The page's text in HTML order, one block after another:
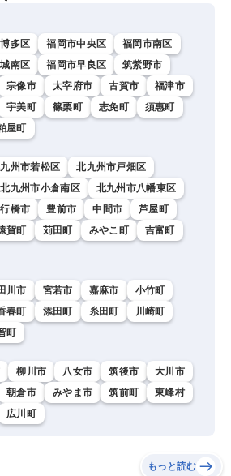
多区 福岡市中央区
福岡市南区
南区 福岡市早良区
筑紫野市
宗像市 太宰府市 古賀市
福津市
宇美町 篠栗町 志免町
須惠町
屋町
州市若松区
北九州市戸畑区
北九州市小倉南区
北九州市八幡東区
行橋市 豊前市 中間市
芦屋町
賀町 苅田町 みやこ町
吉富町
川市 宮若市 嘉麻市
小竹町
春町 添田町 糸田町
川崎町
町
柳川市 八女市 筑後市
大川市
朝倉市 みやま市 筑前町
東峰村
広川町
もっと読む